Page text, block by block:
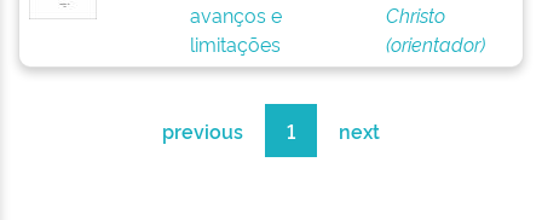
avanços e
limitações
Christo
(orientador)
previous 1 next